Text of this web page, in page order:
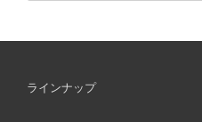
ラインナップ